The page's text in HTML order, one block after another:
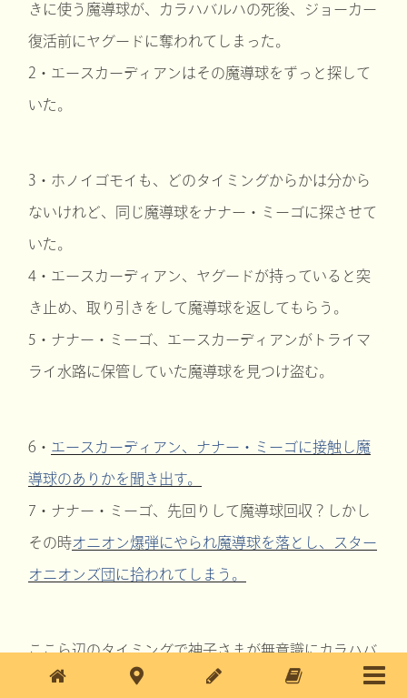
きに使う魔導球が、カラハバルハの死後、ジョーカー
復活前にヤグードに奪われてしまった。
2・エースカーディアンはその魔導球をずっと探して
いた。
3・ホノイゴモイも、どのタイミングからかは分から
ないけれど、同じ魔導球をナナー・ミーゴに探させて
いた。
4・エースカーディアン、ヤグードが持っていると突
き止め、取り引きをして魔導球を返してもらう。
5・ナナー・ミーゴ、エースカーディアンがトライマ
ライ水路に保管していた魔導球を見つけ盗む。
6・ エースカーディアン、ナナー・ミーゴに接触し魔
導球のありかを聞き出す。
7・ナナー・ミーゴ、先回りして魔導球回収？しかし
その時オニオン爆弾にやられ魔導球を落とし、スター
オニオンズ団に拾われてしまう。
ここら辺のタイミングで神子さまが無意識にカラハバ
ルハを生き返らせた…。